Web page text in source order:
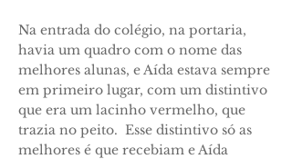
Na entrada do colégio, na portaria,
havia um quadro com o nome das
melhores alunas, e Aída estava sempre
em primeiro lugar, com um distintivo
que era um lacinho vermelho, que
trazia no peito. Esse distintivo só as
melhores é que recebiam e Aída